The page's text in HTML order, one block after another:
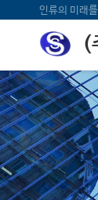
인류의 미래
(